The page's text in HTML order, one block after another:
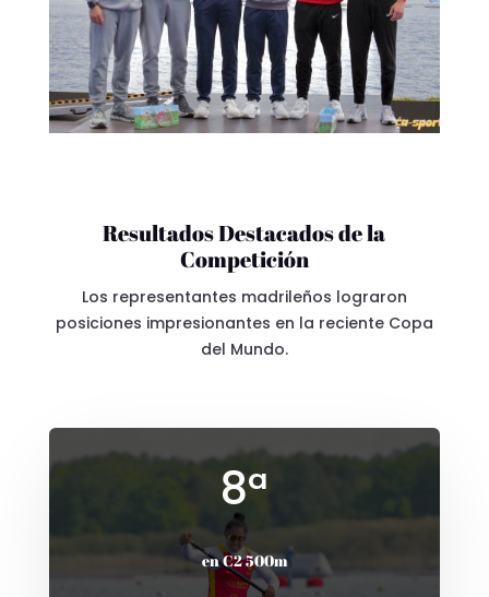
Resultados Destacados de la
Competición
Los representantes madrileños lograron
posiciones impresionantes en la reciente Copa
del Mundo.
8ª
en C2 500m